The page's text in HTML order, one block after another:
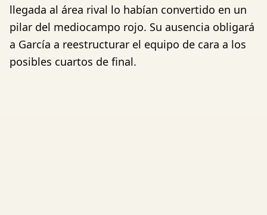
llegada al área rival lo habían convertido en un
pilar del mediocampo rojo. Su ausencia obligará
a García a reestructurar el equipo de cara a los
posibles cuartos de final.